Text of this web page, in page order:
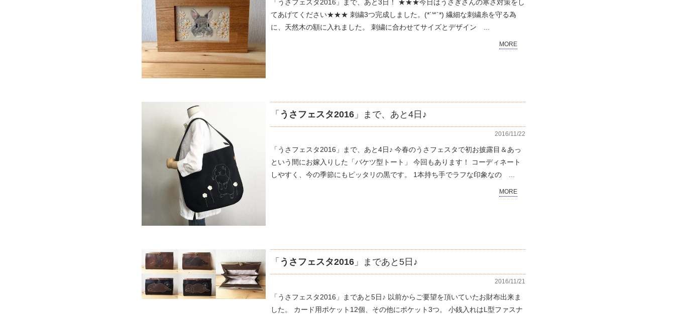
「うさフェスタ2016」まで、あと3日！ ★★★今日はうさぎさんの寒さ対策をし
てあげてください★★★ 刺繍3つ完成しました。(*´꒳`*) 繊細な刺繍糸を守る為
に、天然木の額に入れました。 刺繍に合わせてサイズとデザイン ...
MORE
「 うさフェスタ2016 」まで、あと4日♪
2016/11/22
「うさフェスタ2016」まで、あと4日♪ 今春のうさフェスタで初お披露目＆あっ
という間にお嫁入りした「バケツ型トート」 今回もあります！ コーディネート
しやすく、今の季節にもピッタリの黒です。 1本持ち手でラフな印象なの ...
MORE
「 うさフェスタ2016 」まであと5日♪
2016/11/21
「うさフェスタ2016」まであと5日♪ 以前からご要望を頂いていたお財布出来ま
した。 カード用ポケット12個、その他にポケット3つ。 小銭入れはL型ファスナ